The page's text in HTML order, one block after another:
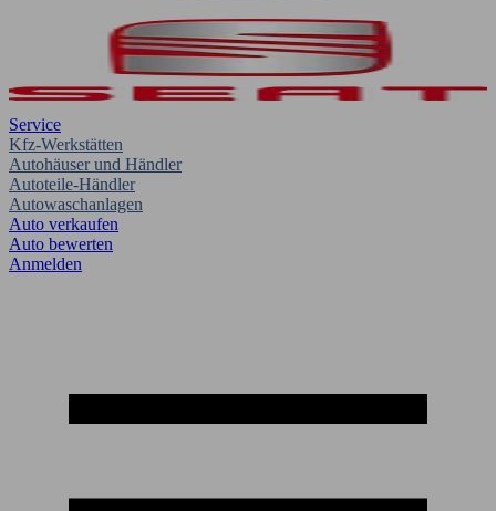
Service
Kfz-Werkstätten
Autohäuser und Händler
Autoteile-Händler
Autowaschanlagen
Auto verkaufen
Auto bewerten
Anmelden